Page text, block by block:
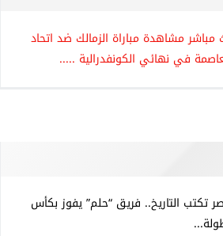
مباشر مشاهدة مباراة الزمالك ضد اتحاد
في نهائي الكونفدرالية .....
تكتب التاريخ.. فريق “حلم” يفوز بكأس